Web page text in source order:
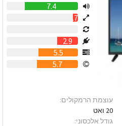
7.4
0.7
2.9
5.5
5.7
עוצמת הרמקולים:
20 ואט
גודל אלכסוני: